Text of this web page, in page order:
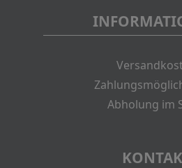
Abholung im